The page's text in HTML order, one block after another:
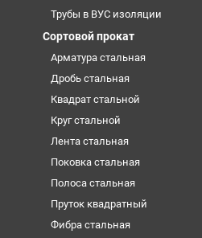
Трубы в ВУС изоляции
Сортовой прокат
Арматура стальная
Дробь стальная
Квадрат стальной
Круг стальной
Лента стальная
Поковка стальная
Полоса стальная
Пруток квадратный
Фибра стальная